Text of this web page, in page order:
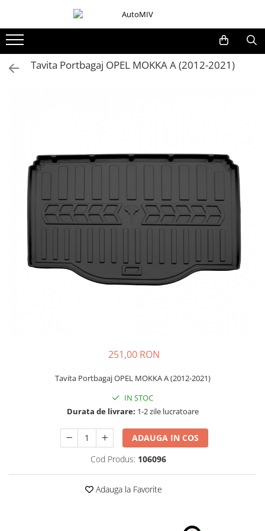
Oferta Saptamanii
Butoane Blocare/Deblocare
Buton Frana
Buton Clapeta Rezervor
Buton Portbagaj
Alte Butoane/Comutatoare
Butoane Semnalizare
Schimbatoare Viteze
Accesorii Interior Auto
Tavite Portbagaj Dedicate
Tavita Portbagaj OPEL MOKKA A (2012-2021)
251,00 RON
Tavita Portbagaj OPEL MOKKA A (2012-2021)
IN STOC
Durata de livrare: 1-2 zile lucratoare
ADAUGA IN COS
Cod Produs: 106096
Adauga la Favorite